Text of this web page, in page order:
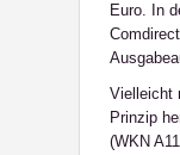
Euro. In
Vielleicht
Prinzip
(WKN